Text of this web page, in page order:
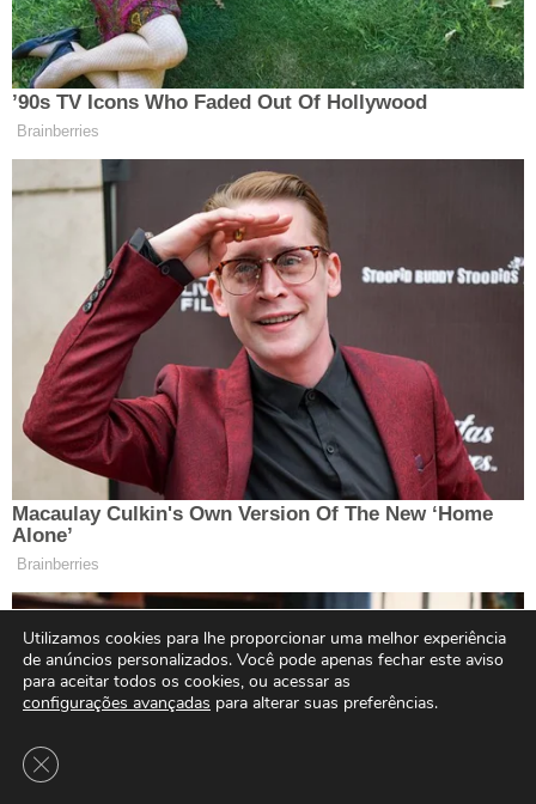
Utilizamos cookies para lhe proporcionar uma melhor experiência
de anúncios personalizados. Você pode apenas fechar este aviso
para aceitar todos os cookies, ou acessar as
configurações avançadas para alterar suas preferências.
Close GDPR Cookie Banner